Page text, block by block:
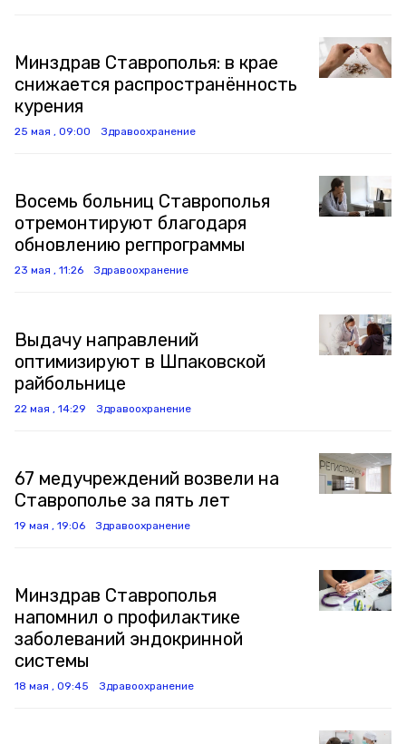
Минздрав Ставрополья: в крае
снижается распространённость
курения
25 мая , 09:00 Здравоохранение
Восемь больниц Ставрополья
отремонтируют благодаря
обновлению регпрограммы
23 мая , 11:26 Здравоохранение
Выдачу направлений
оптимизируют в Шпаковской
райбольнице
22 мая , 14:29 Здравоохранение
67 медучреждений возвели на
Ставрополье за пять лет
19 мая , 19:06 Здравоохранение
Минздрав Ставрополья
напомнил о профилактике
заболеваний эндокринной
системы
18 мая , 09:45 Здравоохранение